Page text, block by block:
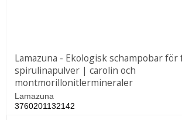
Lamazuna - Ekologisk schampobar
spirulinapulver | carolin och
montmorillonitlermineraler
Lamazuna
3760201132142